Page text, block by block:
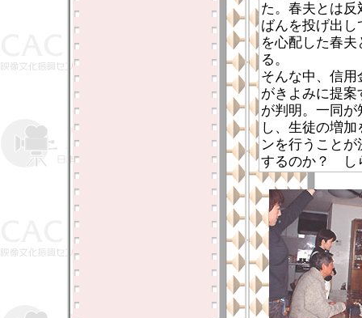
た。春夫とは
ばんを投げ出
を心配した春
る。
そんな中、信
がきよみに提
が判明。一同
し、生徒の増
ンを行うこと
するのか？ し